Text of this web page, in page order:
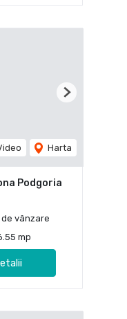
Harta
Next
Podgoria
vânzare
mp